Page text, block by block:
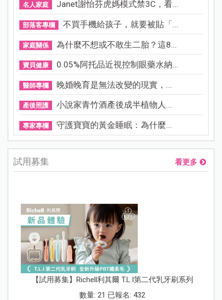
名人家庭 Janet謝怡芬虎媽模式禁3C，看...
部落客專欄 不買手機給孩子，就要被貼「...
家庭關係 為什麼不想或不敢生二胎？這8...
寶貝健康 0.05%阿托品近視控制眼藥水納...
醫師專欄 晚婚晚育是無法改變的現實，...
產後照護 小說家青竹酒產後成半植物人...
專家專欄 守護寶寶的黃金睡眠：為什麼...
試用募集 看更多
【試用募集】Richell利其爾 T.L.I第二代乳牙刷系列
數量: 21 已報名: 432